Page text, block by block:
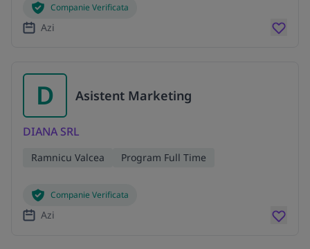
Companie Verificata
Azi
D Asistent Marketing
DIANA SRL
Ramnicu Valcea Program Full Time
Companie Verificata
Azi